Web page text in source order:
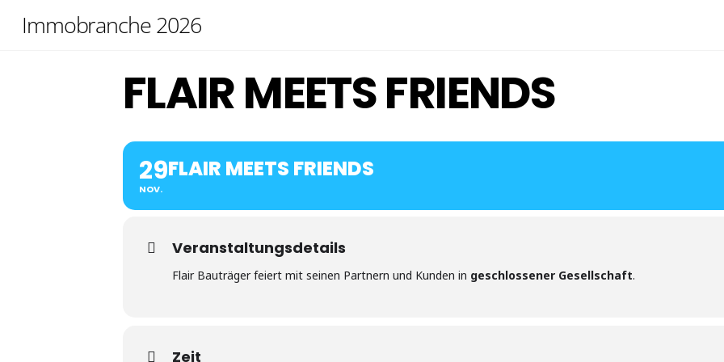
Immobranche 2026
FLAIR MEETS FRIENDS
29
NOV.
FLAIR MEETS FRIENDS
Veranstaltungsdetails
Flair Bauträger feiert mit seinen Partnern und Kunden in geschlossener Gesellschaft.
Zeit